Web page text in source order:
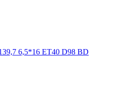
6,5*16 ЕТ40 D98 BD